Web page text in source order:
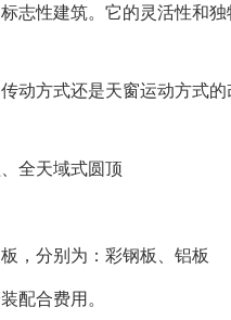
性建筑。它的灵活性和独
方式还是天窗运动方式的
全天域式圆顶
，分别为：彩钢板、铝板
配合费用。